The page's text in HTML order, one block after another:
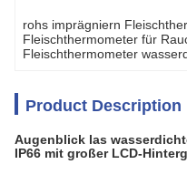
rohs imprägniern
Fleischthermometer für
Fleischthermometer
Product Description
Augenblick las
IP66 mit großer LCD-